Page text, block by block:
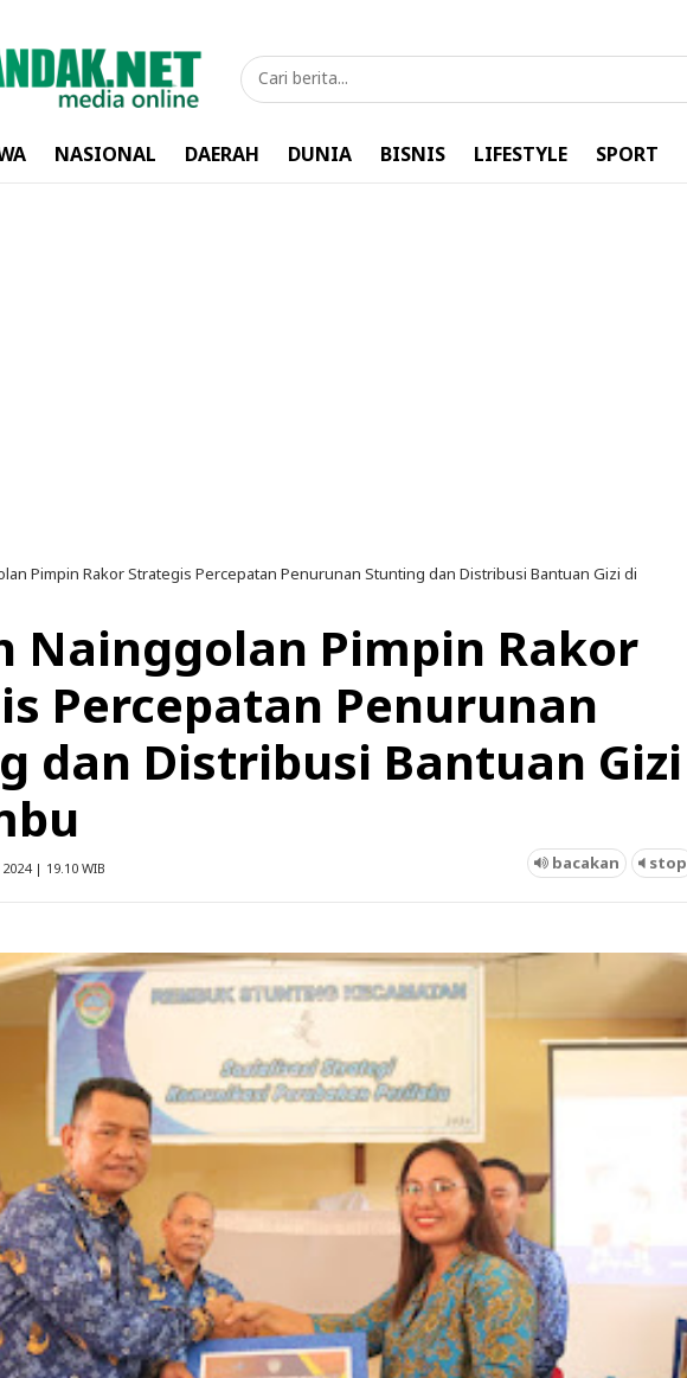
NASIONAL DAERAH DUNIA BISNIS LIFESTYLE SPORT
Pimpin Rakor Strategis Percepatan Penurunan Stunting dan Distribusi Bantuan Gizi di
Nainggolan Pimpin Rakor
Percepatan Penurunan
dan Distribusi Bantuan Gizi
| 19.10 WIB bacakan stop